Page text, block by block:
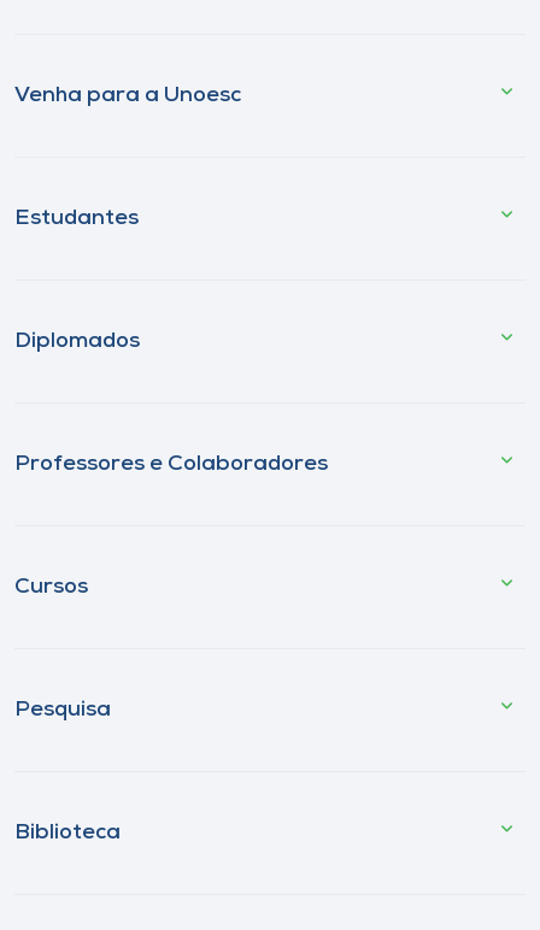
Venha para a Unoesc
Estudantes
Diplomados
Professores e Colaboradores
Cursos
Pesquisa
Biblioteca